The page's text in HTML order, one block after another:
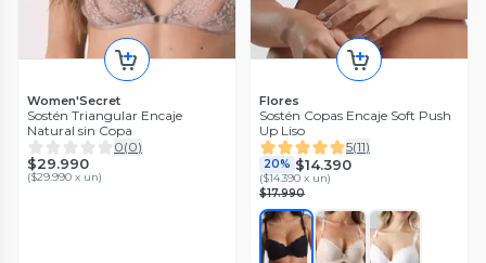
Women'Secret
Sostén Triangular Encaje
Natural sin Copa
0(0)
$29.990
($29.990 x un)
Flores
Sostén Copas Encaje Soft Push
Up Liso
5(11)
20% $14.390
($14.390 x un)
$17.990